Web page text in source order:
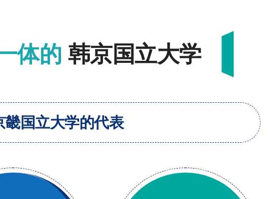
体的 韩京国立大学
畿国立大学的代表